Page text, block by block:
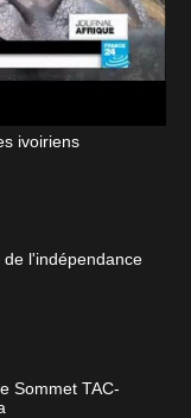
ivoiriens
l'indépendance
Sommet TAC-